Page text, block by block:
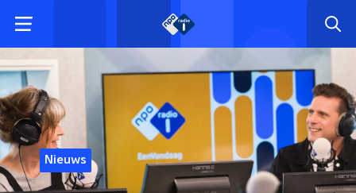
Nieuws